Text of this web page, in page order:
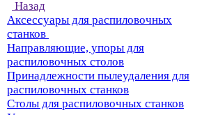
Назад
Аксессуары для распиловочных
станков
Направляющие, упоры для
распиловочных столов
Принадлежности пылеудаления для
распиловочных станков
Столы для распиловочных станков